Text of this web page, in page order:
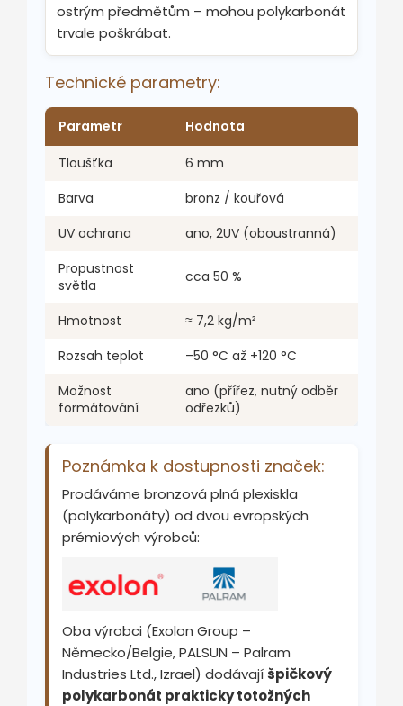
ostrým předmětům – mohou polykarbonát
trvale poškrábat.
Technické parametry:
Parametr Hodnota
Tloušťka
6 mm
Barva
bronz / kouřová
UV ochrana
ano, 2UV (oboustranná)
Propustnost
světla
cca 50 %
Hmotnost
≈ 7,2 kg/m²
Rozsah teplot
–50 °C až +120 °C
Možnost
formátování
ano (přířez, nutný odběr
odřezků)
Poznámka k dostupnosti značek:
Prodáváme bronzová plná plexiskla
(polykarbonáty) od dvou evropských
prémiových výrobců:
Oba výrobci (Exolon Group –
Německo/Belgie, PALSUN – Palram
Industries Ltd., Izrael) dodávajíšpičkový
polykarbonát prakticky totožných